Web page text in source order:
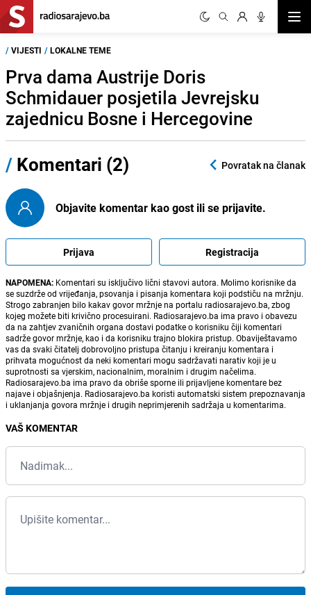
/ VIJESTI / LOKALNE TEME
Prva dama Austrije Doris
Schmidauer posjetila Jevrejsku
zajednicu Bosne i Hercegovine
/ Komentari (2) Povratak na članak
Objavite komentar kao gost ili se prijavite.
Prijava Registracija
NAPOMENA: Komentari su isključivo lični stavovi autora. Molimo korisnike da
se suzdrže od vrijeđanja, psovanja i pisanja komentara koji podstiču na mržnju.
Strogo zabranjen bilo kakav govor mržnje na portalu radiosarajevo.ba, zbog
kojeg možete biti krivično procesuirani. Radiosarajevo.ba ima pravo i obavezu
da na zahtjev zvaničnih organa dostavi podatke o korisniku čiji komentari
sadrže govor mržnje, kao i da korisniku trajno blokira pristup. Obaviještavamo
vas da svaki čitatelj dobrovoljno pristupa čitanju i kreiranju komentara i
prihvata mogućnost da neki komentari mogu sadržavati narativ koji je u
suprotnosti sa vjerskim, nacionalnim, moralnim i drugim načelima.
Radiosarajevo.ba ima pravo da obriše sporne ili prijavljene komentare bez
najave i objašnjenja. Radiosarajevo.ba koristi automatski sistem prepoznavanja
i uklanjanja govora mržnje i drugih neprimjerenih sadržaja u komentarima.
VAŠ KOMENTAR